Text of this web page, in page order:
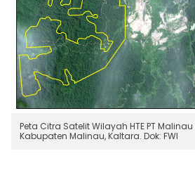
Peta Citra Satelit Wilayah HTE PT
Kabupaten Malinau, Kaltara. Dok: FWI